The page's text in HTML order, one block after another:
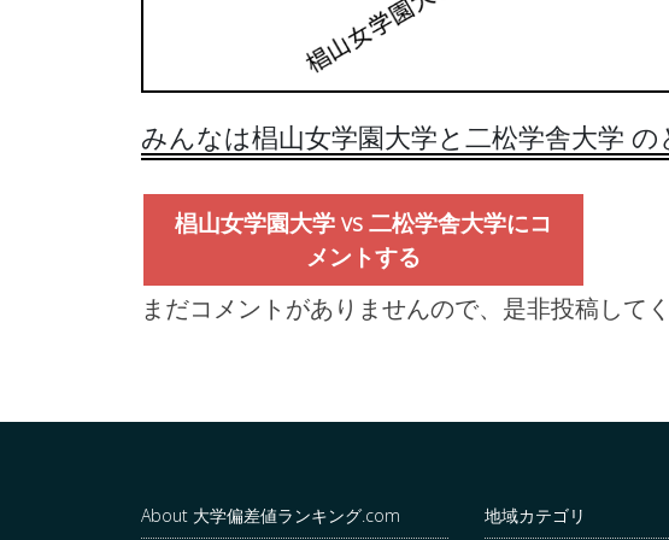
みんなは椙山女学園大学と二松学舎大学 の
椙山女学園大学 vs 二松学舎大学にコ
メントする
まだコメントがありませんので、是非投稿して
About 大学偏差値ランキング.com 地域カテゴリ